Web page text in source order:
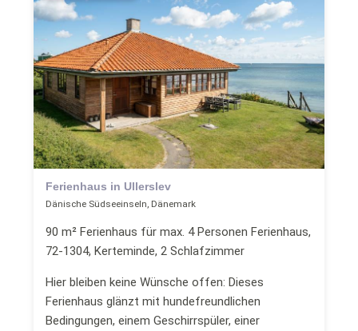
Ferienhaus in Ullerslev
Dänische Südseeinseln, Dänemark
90 m² Ferienhaus für max. 4 Personen Ferienhaus,
72-1304, Kerteminde, 2 Schlafzimmer
Hier bleiben keine Wünsche offen: Dieses
Ferienhaus glänzt mit hundefreundlichen
Bedingungen, einem Geschirrspüler, einer